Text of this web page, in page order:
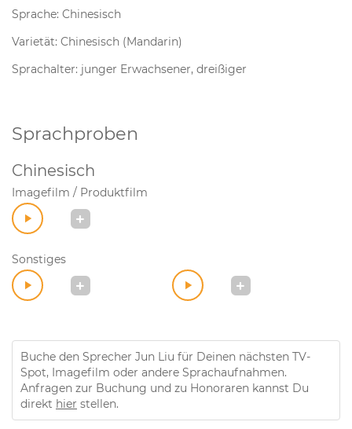
Sprache: Chinesisch
Varietät: Chinesisch (Mandarin)
Sprachalter: junger Erwachsener, dreißiger
Sprachproben
Chinesisch
Imagefilm / Produktfilm
Sonstiges
Buche den Sprecher Jun Liu für Deinen nächsten TV-
Spot, Imagefilm oder andere Sprachaufnahmen.
Anfragen zur Buchung und zu Honoraren kannst Du
direkt hier stellen.